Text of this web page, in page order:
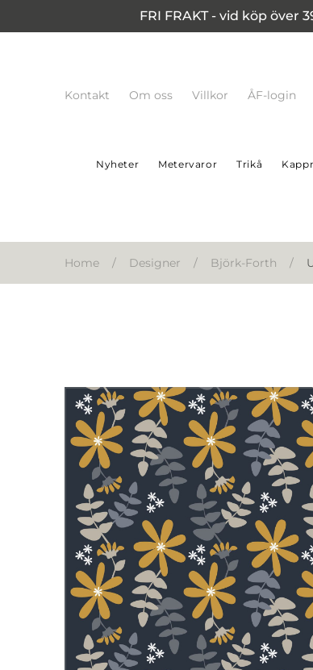
FRI FRAKT - vid köp över
Kontakt Om oss Villkor ÅF-login
Nyheter Metervaror Trikå
Home / Designer / Björk-Forth /